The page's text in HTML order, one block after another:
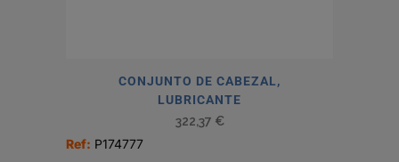
CONJUNTO DE CABEZAL,
LUBRICANTE
322,37 €
Ref: P174777